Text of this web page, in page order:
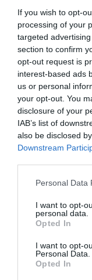
If you wish to opt-
processing of your
targeted
section to confirm
opt-out request is
interest-based ads
us or personal
your opt-out. You
disclosure of your
IAB’s list of
also be disclosed
Downstream
Personal Data
I want to opt-
personal data.
Opted In
I want to opt-
Personal Data.
Opted In
καλοκαιρινά
αθλητικά
του κρεμ
παντελόνια σε
τολμηρό